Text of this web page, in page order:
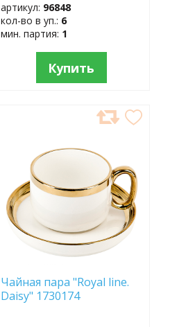
артикул: 96848
кол-во в уп.: 6
мин. партия: 1
Купить
ИЗБРАННОЕ
Чайная пара "Royal line.
Daisy" 1730174